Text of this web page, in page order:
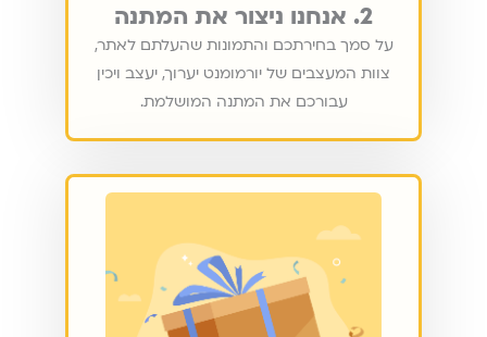
2. אנחנו ניצור את המתנה
על סמך בחירתכם והתמונות שהעלתם לאתר,
צוות המעצבים של יורמומנט יערוך, יעצב ויכין
עבורכם את המתנה המושלמת.